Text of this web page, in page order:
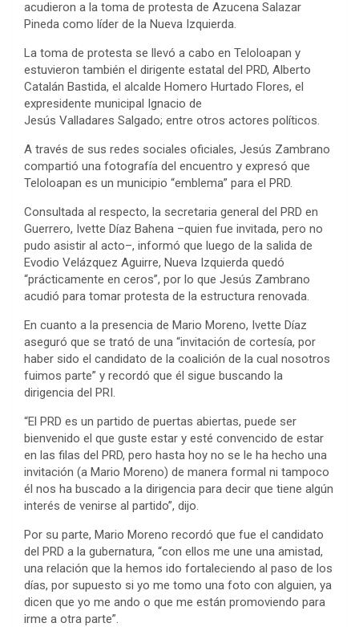
acudieron a la toma de protesta de Azucena Salazar
Pineda como líder de la Nueva Izquierda.
La toma de protesta se llevó a cabo en Teloloapan y
estuvieron también el dirigente estatal del PRD, Alberto
Catalán Bastida, el alcalde Homero Hurtado Flores, el
expresidente municipal Ignacio de
Jesús Valladares Salgado; entre otros actores políticos.
A través de sus redes sociales oficiales, Jesús Zambrano
compartió una fotografía del encuentro y expresó que
Teloloapan es un municipio “emblema” para el PRD.
Consultada al respecto, la secretaria general del PRD en
Guerrero, Ivette Díaz Bahena –quien fue invitada, pero no
pudo asistir al acto–, informó que luego de la salida de
Evodio Velázquez Aguirre, Nueva Izquierda quedó
“prácticamente en ceros”, por lo que Jesús Zambrano
acudió para tomar protesta de la estructura renovada.
En cuanto a la presencia de Mario Moreno, Ivette Díaz
aseguró que se trató de una “invitación de cortesía, por
haber sido el candidato de la coalición de la cual nosotros
fuimos parte” y recordó que él sigue buscando la
dirigencia del PRI.
“El PRD es un partido de puertas abiertas, puede ser
bienvenido el que guste estar y esté convencido de estar
en las filas del PRD, pero hasta hoy no se le ha hecho una
invitación (a Mario Moreno) de manera formal ni tampoco
él nos ha buscado a la dirigencia para decir que tiene algún
interés de venirse al partido”, dijo.
Por su parte, Mario Moreno recordó que fue el candidato
del PRD a la gubernatura, “con ellos me une una amistad,
una relación que la hemos ido fortaleciendo al paso de los
días, por supuesto si yo me tomo una foto con alguien, ya
dicen que yo me ando o que me están promoviendo para
irme a otra parte”.